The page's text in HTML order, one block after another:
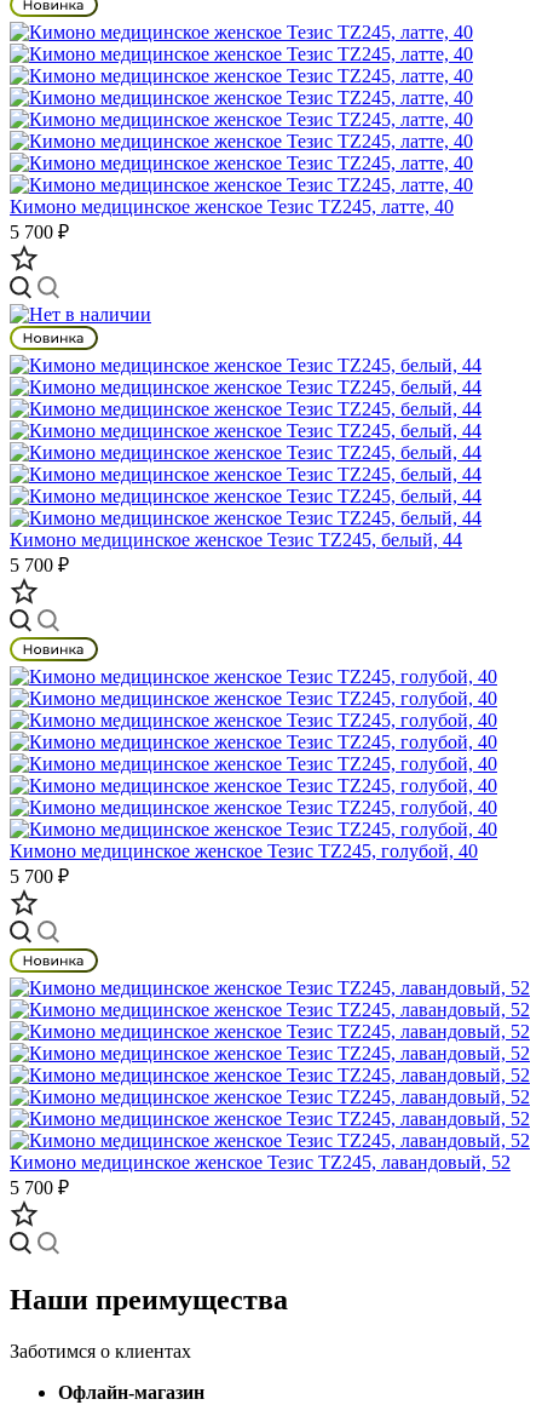
Кимоно медицинское женское Тезис TZ245, латте, 40
5 700 ₽
Кимоно медицинское женское Тезис TZ245, белый, 44
5 700 ₽
Кимоно медицинское женское Тезис TZ245, голубой, 40
5 700 ₽
Кимоно медицинское женское Тезис TZ245, лавандовый, 52
5 700 ₽
Наши преимущества
Заботимся о клиентах
Офлайн-магазин